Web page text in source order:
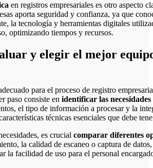
en registros empresariales es otro aspecto
aporta seguridad y confianza, ya que
la tecnología y herramientas digitales
optimizando tiempos y recursos.
y elegir el mejor
para el proceso de registro
paso consiste en identificar las necesidades
el tipo de información a procesar y la
técnicas esenciales que debe
es crucial comparar diferentes
la calidad de escaneo o captura de
la facilidad de uso para el personal